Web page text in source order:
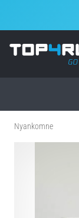
Nyankomne